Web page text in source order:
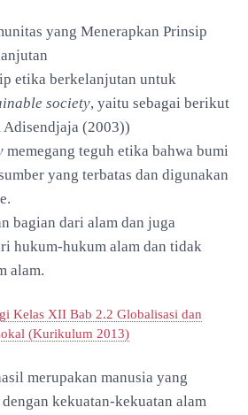
yang Menerapkan Prinsip
etika berkelanjutan untuk
society, yaitu sebagai berikut
(2003))
memegang teguh etika bahwa bumi
yang terbatas dan digunakan
bagian dari alam dan juga
hukum-hukum alam dan tidak
alam.
Kelas XII Bab 2.2 Globalisasi dan
(Kurikulum 2013)
merupakan manusia yang
kekuatan-kekuatan alam